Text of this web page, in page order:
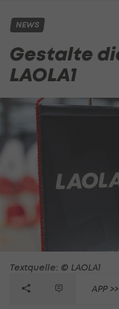
NEWS
Gestalte
LAOLA1
Textquelle: © LAOLA1
APP >>